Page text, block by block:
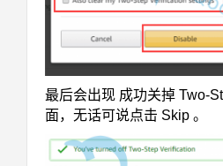
最后会出现 成功关掉 Two-
面，无话可说点击 Skip 。